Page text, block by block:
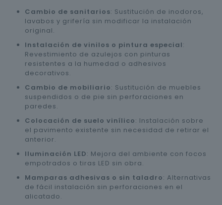
Cambio de sanitarios: Sustitución de inodoros,
lavabos y grifería sin modificar la instalación
original.
Instalación de vinilos o pintura especial:
Revestimiento de azulejos con pinturas
resistentes a la humedad o adhesivos
decorativos.
Cambio de mobiliario: Sustitución de muebles
suspendidos o de pie sin perforaciones en
paredes.
Colocación de suelo vinílico: Instalación sobre
el pavimento existente sin necesidad de retirar el
anterior.
Iluminación LED: Mejora del ambiente con focos
empotrados o tiras LED sin obra.
Mamparas adhesivas o sin taladro: Alternativas
de fácil instalación sin perforaciones en el
alicatado.